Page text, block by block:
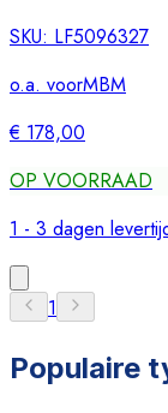
SKU: LF5096327
o.a. voorMBM
€ 178,00
OP VOORRAAD
1 - 3 dagen
1
Populaire